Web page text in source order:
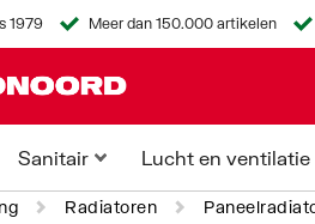
1979 Meer dan 150.000 artikelen
Sanitair Lucht en ventilatie
Radiatoren